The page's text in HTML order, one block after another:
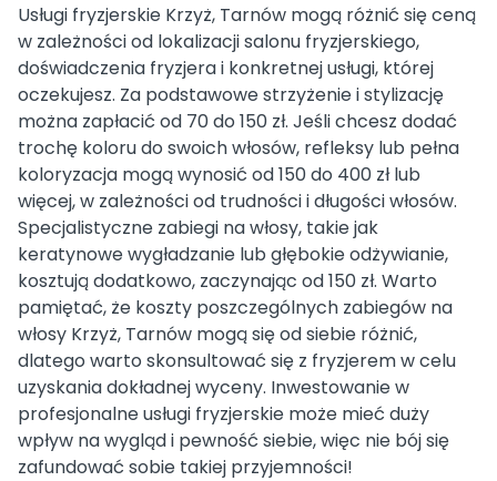
Usługi fryzjerskie Krzyż, Tarnów mogą różnić się ceną
w zależności od lokalizacji salonu fryzjerskiego,
doświadczenia fryzjera i konkretnej usługi, której
oczekujesz. Za podstawowe strzyżenie i stylizację
można zapłacić od 70 do 150 zł. Jeśli chcesz dodać
trochę koloru do swoich włosów, refleksy lub pełna
koloryzacja mogą wynosić od 150 do 400 zł lub
więcej, w zależności od trudności i długości włosów.
Specjalistyczne zabiegi na włosy, takie jak
keratynowe wygładzanie lub głębokie odżywianie,
kosztują dodatkowo, zaczynając od 150 zł. Warto
pamiętać, że koszty poszczególnych zabiegów na
włosy Krzyż, Tarnów mogą się od siebie różnić,
dlatego warto skonsultować się z fryzjerem w celu
uzyskania dokładnej wyceny. Inwestowanie w
profesjonalne usługi fryzjerskie może mieć duży
wpływ na wygląd i pewność siebie, więc nie bój się
zafundować sobie takiej przyjemności!